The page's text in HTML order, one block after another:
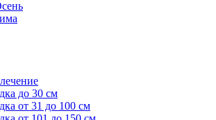
до 30 см
от 31 до 100 см